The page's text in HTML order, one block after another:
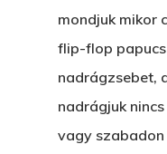
mondjuk mikor
flip-flop papucs
nadrágzsebet,
nadrágjuk
vagy